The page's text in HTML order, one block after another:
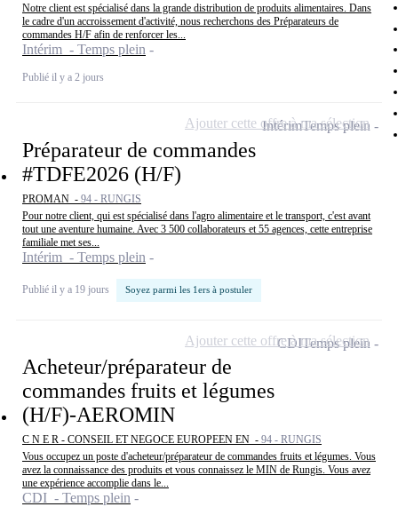
Notre client est spécialisé dans la grande distribution de produits alimentaires. Dans
le cadre d'un accroissement d'activité, nous recherchons des Préparateurs de
commandes H/F afin de renforcer les...
Intérim - Temps plein
Publié il y a 2 jours
Préparateur de commandes
#TDFE2026 (H/F)
PROMAN - 94 - RUNGIS
Pour notre client, qui est spécialisé dans l'agro alimentaire et le transport, c'est avant
tout une aventure humaine. Avec 3 500 collaborateurs et 55 agences, cette entreprise
familiale met ses...
Intérim - Temps plein
Publié il y a 19 jours Soyez parmi les 1ers à postuler
IntérimTemps plein
Ajouter cette offre à ma sélection
Acheteur/préparateur de
commandes fruits et légumes
(H/F)-AEROMIN
C N E R - CONSEIL ET NEGOCE EUROPEEN EN - 94 - RUNGIS
Vous occupez un poste d'acheteur/préparateur de commandes fruits et légumes. Vous
avez la connaissance des produits et vous connaissez le MIN de Rungis. Vous avez
une expérience accomplie dans le...
CDI - Temps plein
CDITemps plein
Ajouter cette offre à ma sélection